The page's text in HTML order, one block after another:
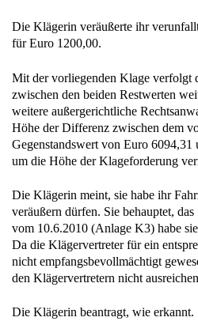
Die Klägerin veräußerte ihr
für Euro 1200,00.
Mit der vorliegenden Klage verfolgt
zwischen den beiden Restwerten
weitere außergerichtliche
Höhe der Differenz zwischen dem
Gegenstandswert von Euro 6094,31
um die Höhe der Klageforderung
Die Klägerin meint, sie habe ihr
veräußern dürfen. Sie behauptet,
vom 10.6.2010 (Anlage K3) habe
Da die Klägervertreter für ein
nicht empfangsbevollmächtigt
den Klägervertretern nicht
Die Klägerin beantragt, wie erkannt.